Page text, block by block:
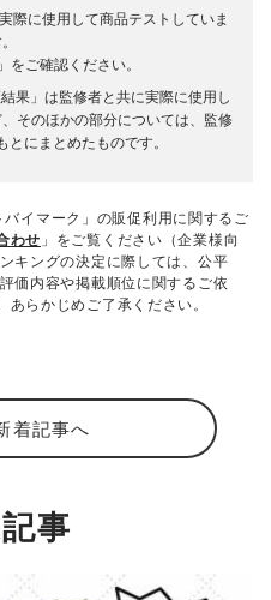
際に使用して商品テストしていま
」をご確認ください。
果」は監修者と共に実際に使用し
そのほかの部分については、監修
にまとめたものです。
イマーク」の販促利用に関するご
わせ 」をご覧ください（企業様向
キングの決定に際しては、公平
価内容や掲載順位に関するご依
らかじめご了承ください。
着記事へ
事